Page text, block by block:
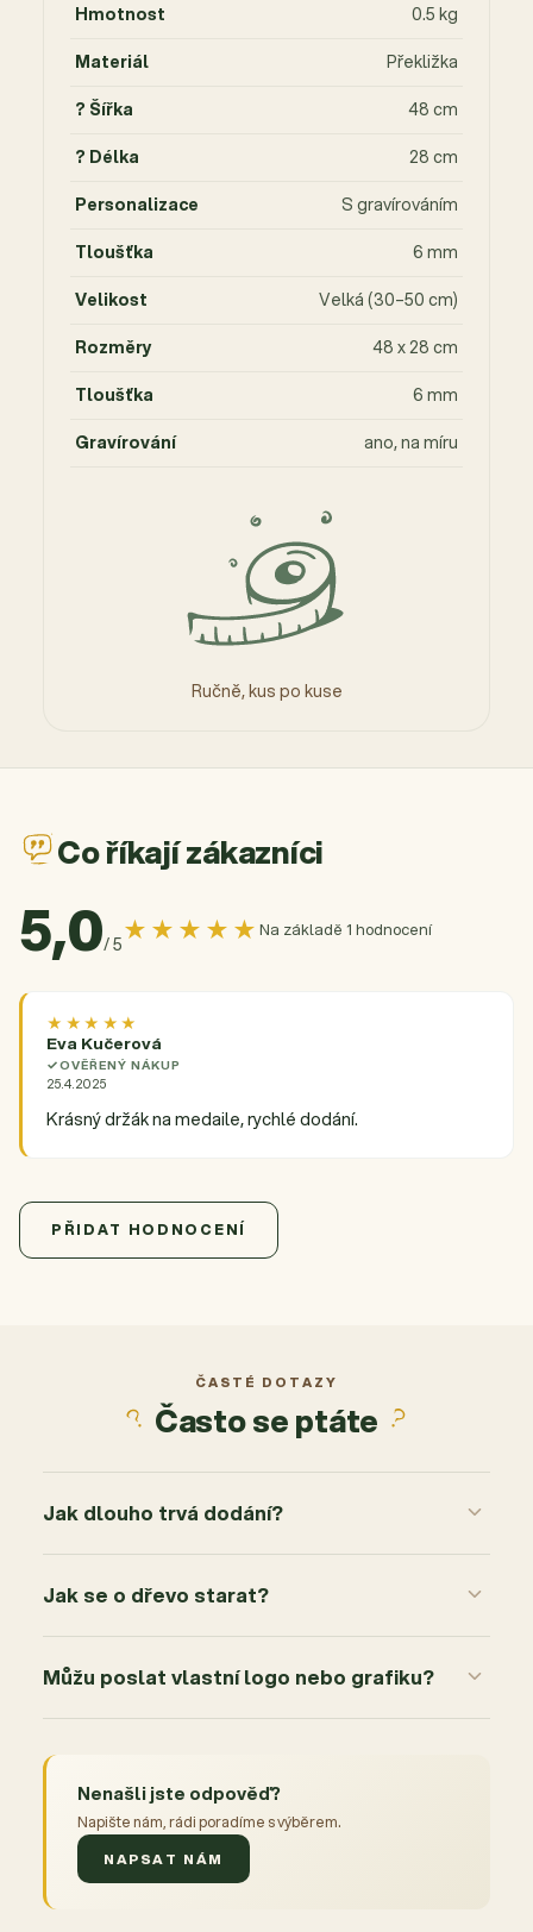
Ručně, kus po kuse
Hmotnost
0.5 kg
Materiál
Překližka
? Šířka
48 cm
? Délka
28 cm
Personalizace
S gravírováním
Tloušťka
6 mm
Velikost
Velká (30–50 cm)
Rozměry
48 x 28 cm
Tloušťka
6 mm
Gravírování
ano, na míru
Co říkají zákazníci
5,0/ 5★★★★★Na základě 1 hodnocení
★★★★★
Eva Kučerová
OVĚŘENÝ NÁKUP
25.4.2025
Krásný držák na medaile, rychlé dodání.
5,0Průměrné hodnocení produktu je 5,0 z 5 hvězdiček.
1 hodnocení
PŘIDAT HODNOCENÍ
ČASTÉ DOTAZY
Často se ptáte
Jak dlouho trvá dodání?
Jak se o dřevo starat?
Můžu poslat vlastní logo nebo grafiku?
Nenašli jste odpověď?
Napište nám, rádi poradíme s výběrem.
NAPSAT NÁM